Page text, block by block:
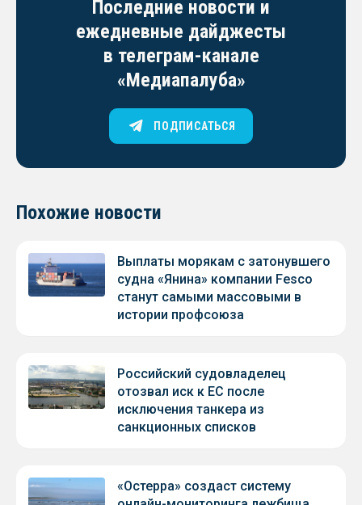
Последние новости и
ежедневные дайджесты
в телеграм-канале
«Медиапалуба»
ПОДПИСАТЬСЯ
Похожие новости
Выплаты морякам с затонувшего
судна «Янина» компании Fesco
станут самыми массовыми в
истории профсоюза
Российский судовладелец
отозвал иск к ЕС после
исключения танкера из
санкционных списков
«Остерра» создаст систему